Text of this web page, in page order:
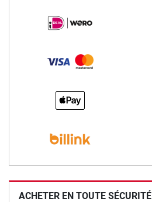
ACHETER EN TOUTE SÉCURITÉ